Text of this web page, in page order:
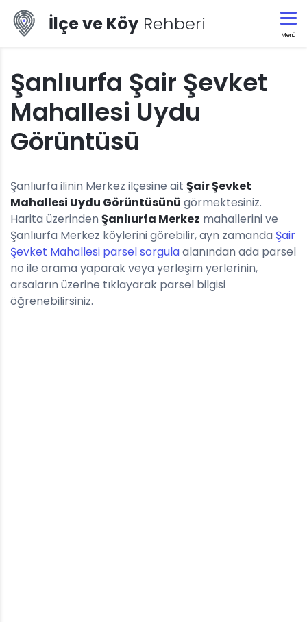
İlçe ve Köy Rehberi
Menü
Şanlıurfa Şair Şevket
Mahallesi Uydu
Görüntüsü
Şanlıurfa ilinin Merkez ilçesine ait Şair Şevket
Mahallesi Uydu Görüntüsünü görmektesiniz.
Harita üzerinden Şanlıurfa Merkez mahallerini ve
Şanlıurfa Merkez köylerini görebilir, ayn zamanda Şair
Şevket Mahallesi parsel sorgulaalanından ada parsel
no ile arama yaparak veya yerleşim yerlerinin,
arsaların üzerine tıklayarak parsel bilgisi
öğrenebilirsiniz.